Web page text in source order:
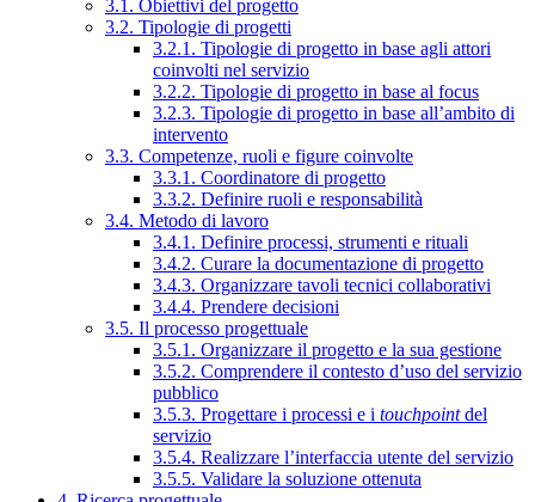
3.1. Obiettivi del progetto
3.2. Tipologie di progetti
3.2.1. Tipologie di progetto in base agli attori
coinvolti nel servizio
3.2.2. Tipologie di progetto in base al focus
3.2.3. Tipologie di progetto in base all’ambito di
intervento
3.3. Competenze, ruoli e figure coinvolte
3.3.1. Coordinatore di progetto
3.3.2. Definire ruoli e responsabilità
3.4. Metodo di lavoro
3.4.1. Definire processi, strumenti e rituali
3.4.2. Curare la documentazione di progetto
3.4.3. Organizzare tavoli tecnici collaborativi
3.4.4. Prendere decisioni
3.5. Il processo progettuale
3.5.1. Organizzare il progetto e la sua gestione
3.5.2. Comprendere il contesto d’uso del servizio
pubblico
3.5.3. Progettare i processi e i touchpointdel
servizio
3.5.4. Realizzare l’interfaccia utente del servizio
3.5.5. Validare la soluzione ottenuta